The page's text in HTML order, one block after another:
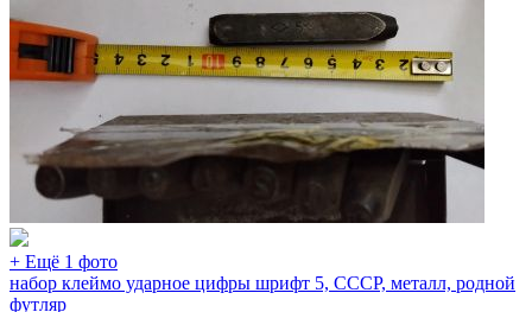
+ Ещё 1 фото
набор клеймо ударное цифры шрифт 5, СССР, металл, родной
футляр